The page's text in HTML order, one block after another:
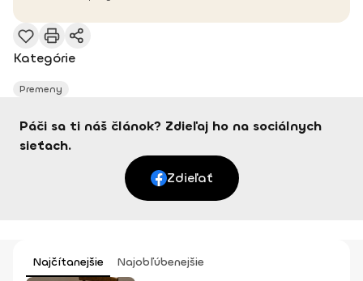
Kategórie
Premeny
Páči sa ti náš článok? Zdieľaj ho na sociálnych
sieťach.
Zdieľať
Najčítanejšie Najobľúbenejšie